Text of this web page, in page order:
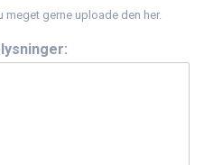
meget gerne uploade den her.